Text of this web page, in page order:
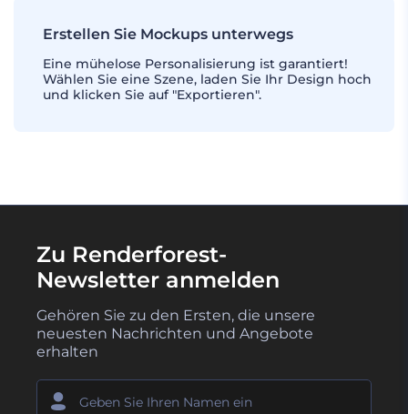
Erstellen Sie Mockups unterwegs
Eine mühelose Personalisierung ist garantiert!
Wählen Sie eine Szene, laden Sie Ihr Design hoch
und klicken Sie auf "Exportieren".
Zu Renderforest-
Newsletter anmelden
Gehören Sie zu den Ersten, die unsere
neuesten Nachrichten und Angebote
erhalten